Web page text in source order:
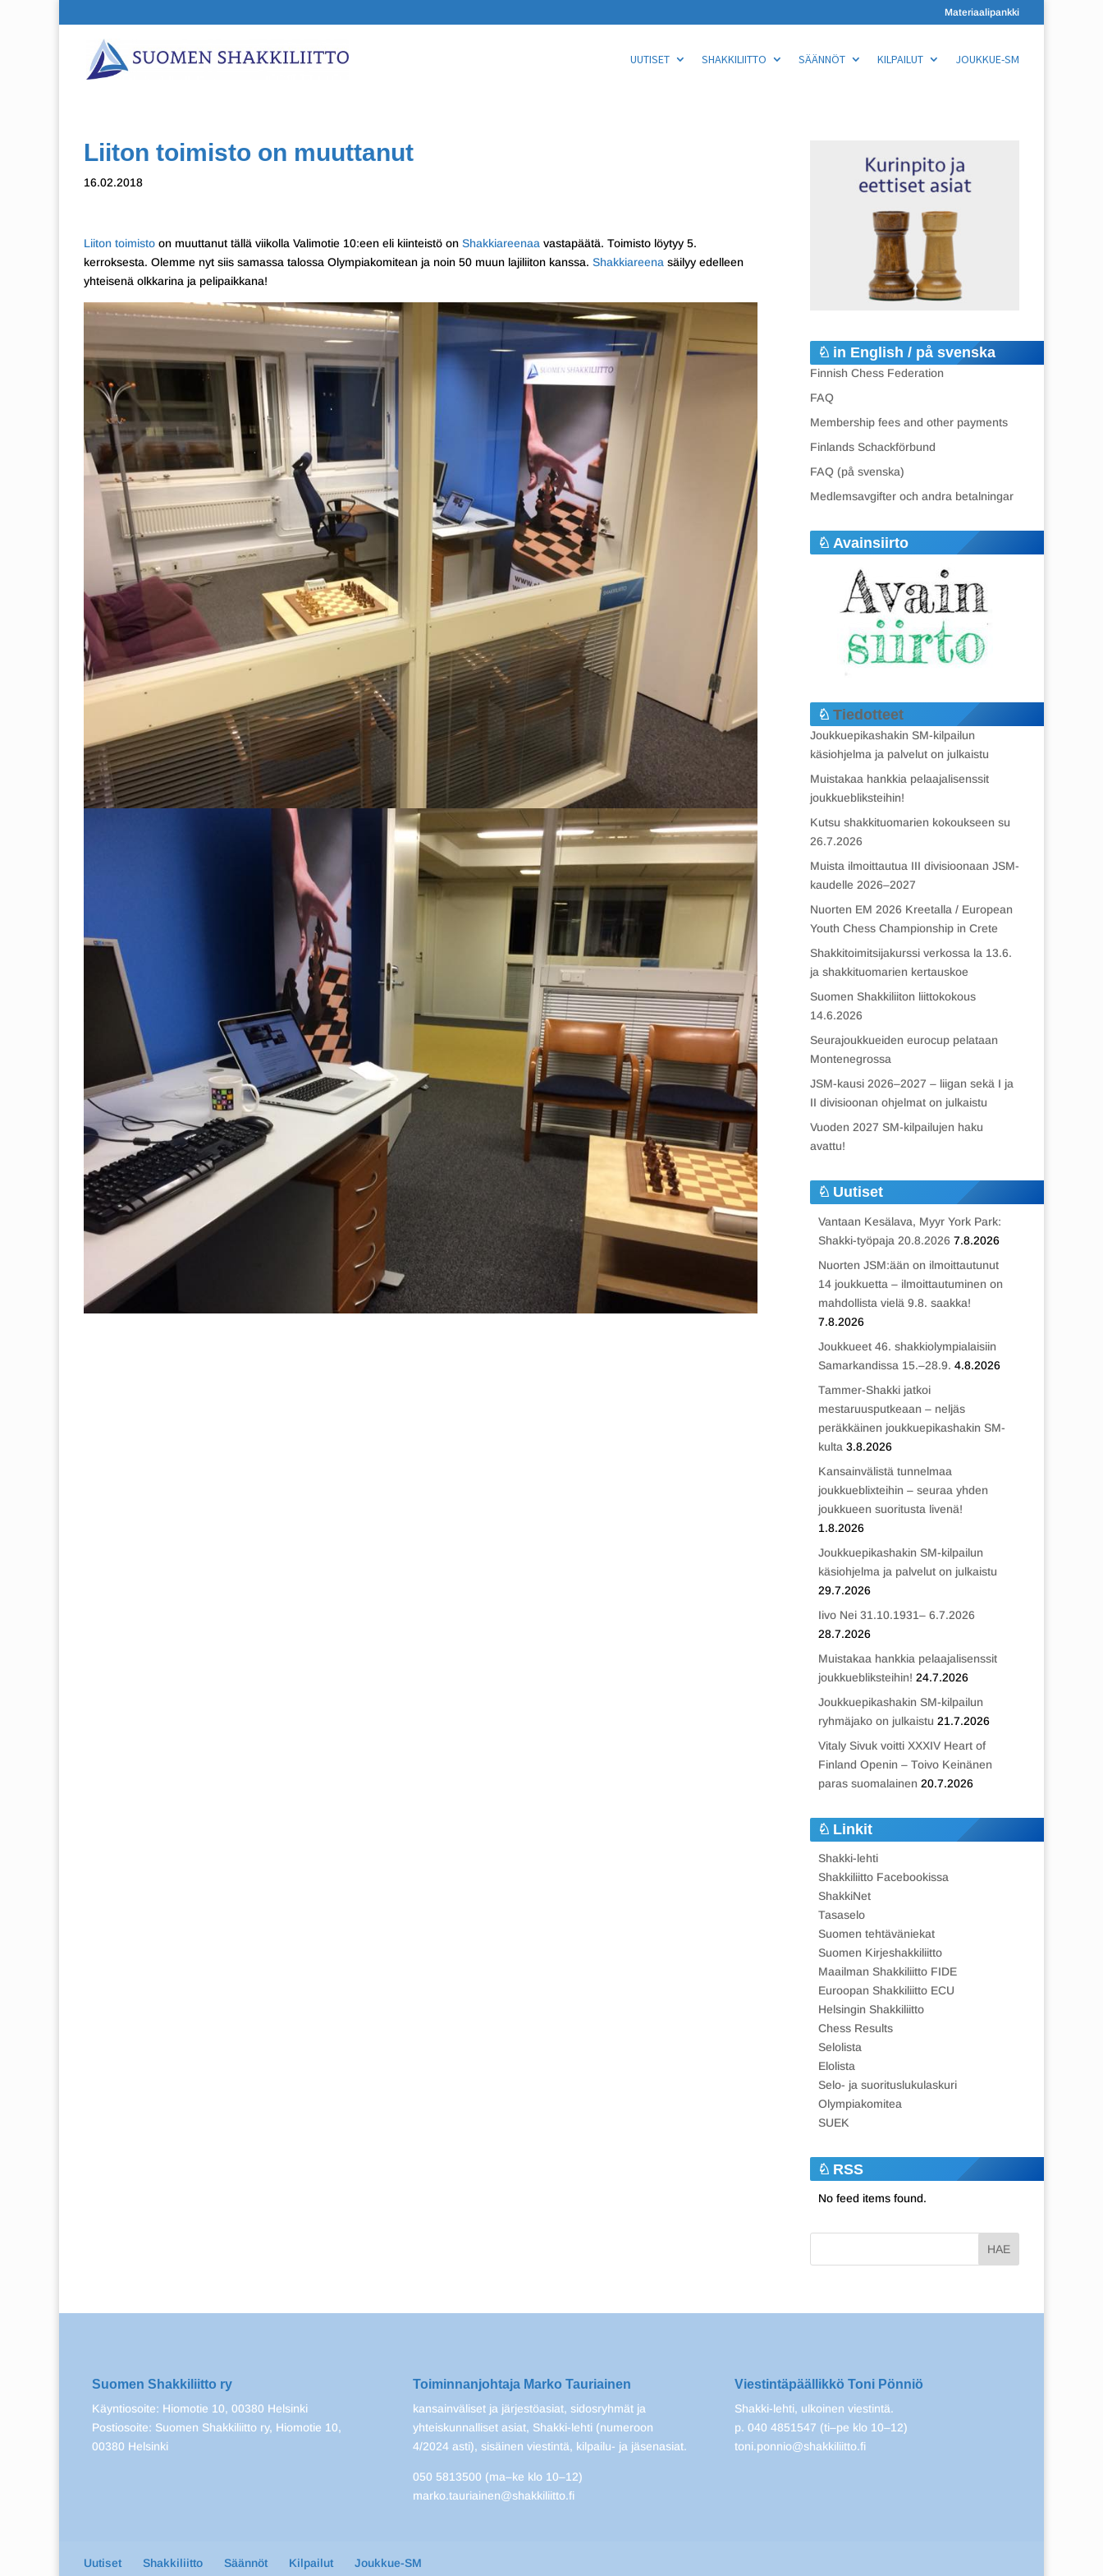
Materiaalipankki
UUTISET SHAKKILIITTO SÄÄNNÖT KILPAILUT JOUKKUE-SM
Liiton toimisto on muuttanut
16.02.2018
Liiton toimisto on muuttanut tällä viikolla Valimotie 10:een eli kiinteistö on Shakkiareenaa vastapäätä. Toimisto löytyy 5.
kerroksesta. Olemme nyt siis samassa talossa Olympiakomitean ja noin 50 muun lajiliiton kanssa. Shakkiareena säilyy edelleen
yhteisenä olkkarina ja pelipaikkana!
in English / på svenska
Finnish Chess Federation
FAQ
Membership fees and other payments
Finlands Schackförbund
FAQ (på svenska)
Medlemsavgifter och andra betalningar
Avainsiirto
Tiedotteet
Joukkuepikashakin SM-kilpailun
käsiohjelma ja palvelut on julkaistu
Muistakaa hankkia pelaajalisenssit
joukkuebliksteihin!
Kutsu shakkituomarien kokoukseen su
26.7.2026
Muista ilmoittautua III divisioonaan JSM-
kaudelle 2026–2027
Nuorten EM 2026 Kreetalla / European
Youth Chess Championship in Crete
Shakkitoimitsijakurssi verkossa la 13.6.
ja shakkituomarien kertauskoe
Suomen Shakkiliiton liittokokous
14.6.2026
Seurajoukkueiden eurocup pelataan
Montenegrossa
JSM-kausi 2026–2027 – liigan sekä I ja
II divisioonan ohjelmat on julkaistu
Vuoden 2027 SM-kilpailujen haku
avattu!
Uutiset
Vantaan Kesälava, Myyr York Park:
Shakki-työpaja 20.8.2026 7.8.2026
Nuorten JSM:ään on ilmoittautunut
14 joukkuetta – ilmoittautuminen on
mahdollista vielä 9.8. saakka!
7.8.2026
Joukkueet 46. shakkiolympialaisiin
Samarkandissa 15.–28.9. 4.8.2026
Tammer-Shakki jatkoi
mestaruusputkeaan – neljäs
peräkkäinen joukkuepikashakin SM-
kulta 3.8.2026
Kansainvälistä tunnelmaa
joukkueblixteihin – seuraa yhden
joukkueen suoritusta livenä!
1.8.2026
Joukkuepikashakin SM-kilpailun
käsiohjelma ja palvelut on julkaistu
29.7.2026
Iivo Nei 31.10.1931– 6.7.2026
28.7.2026
Muistakaa hankkia pelaajalisenssit
joukkuebliksteihin! 24.7.2026
Joukkuepikashakin SM-kilpailun
ryhmäjako on julkaistu 21.7.2026
Vitaly Sivuk voitti XXXIV Heart of
Finland Openin – Toivo Keinänen
paras suomalainen 20.7.2026
Linkit
Shakki-lehti
Shakkiliitto Facebookissa
ShakkiNet
Tasaselo
Suomen tehtäväniekat
Suomen Kirjeshakkiliitto
Maailman Shakkiliitto FIDE
Euroopan Shakkiliitto ECU
Helsingin Shakkiliitto
Chess Results
Selolista
Elolista
Selo- ja suorituslukulaskuri
Olympiakomitea
SUEK
RSS
No feed items found.
Suomen Shakkiliitto ry
Käyntiosoite: Hiomotie 10, 00380 Helsinki
Postiosoite: Suomen Shakkiliitto ry, Hiomotie 10,
00380 Helsinki
Toiminnanjohtaja Marko Tauriainen
kansainväliset ja järjestöasiat, sidosryhmät ja
yhteiskunnalliset asiat, Shakki-lehti (numeroon
4/2024 asti), sisäinen viestintä, kilpailu- ja jäsenasiat.
050 5813500 (ma–ke klo 10–12)
marko.tauriainen@shakkiliitto.fi
Viestintäpäällikkö Toni Pönniö
Shakki-lehti, ulkoinen viestintä.
p. 040 4851547 (ti–pe klo 10–12)
toni.ponnio@shakkiliitto.fi
Uutiset Shakkiliitto Säännöt Kilpailut Joukkue-SM